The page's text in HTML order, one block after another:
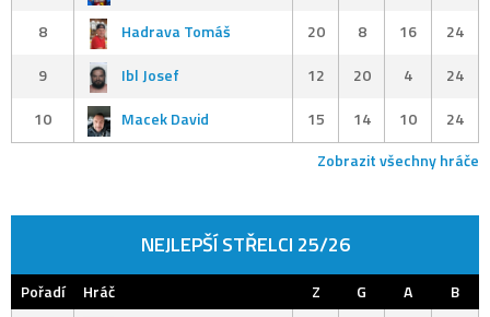
8
Hadrava Tomáš 20 8 16
24
9
Ibl Josef 12 20 4
24
10
Macek David 15 14 10
24
Zobrazit všechny hráče
NEJLEPŠÍ STŘELCI 25/26
Pořadí Hráč Z G A
B